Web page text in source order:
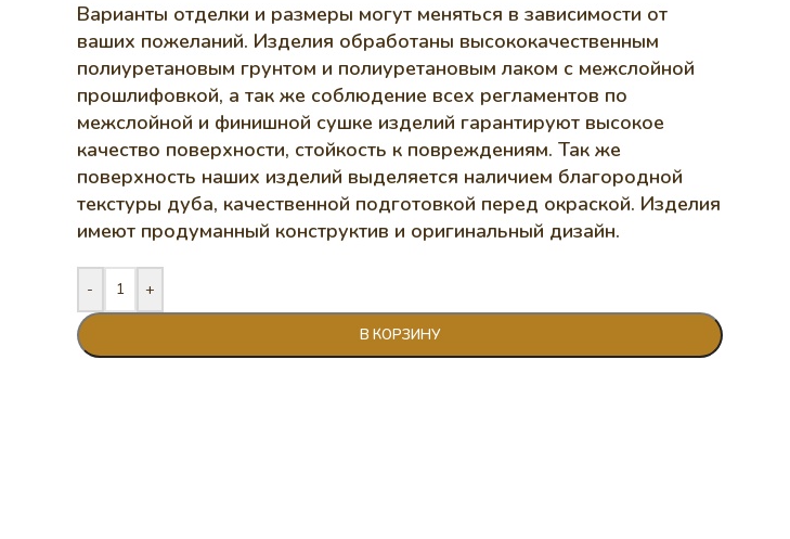
Варианты отделки и размеры могут меняться в зависимости от
ваших пожеланий. Изделия обработаны высококачественным
полиуретановым грунтом и полиуретановым лаком с межслойной
прошлифовкой, а так же соблюдение всех регламентов по
межслойной и финишной сушке изделий гарантируют высокое
качество поверхности, стойкость к повреждениям. Так же
поверхность наших изделий выделяется наличием благородной
текстуры дуба, качественной подготовкой перед окраской. Изделия
имеют продуманный конструктив и оригинальный дизайн.
- +
В КОРЗИНУ